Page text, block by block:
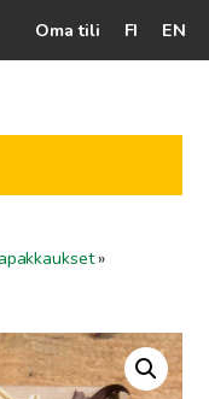
Oma tili FI EN
»